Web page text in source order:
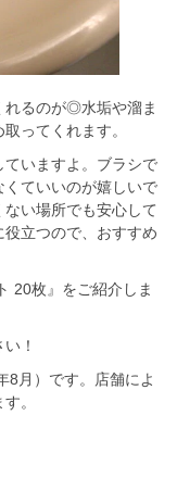
れるのが◎水垢や溜ま
ってくれます。
いますよ。ブラシで
ていいのが嬉しいで
い場所でも安心して
立つので、おすすめ
20枚』をご紹介しま
！
月）です。店舗によ
。